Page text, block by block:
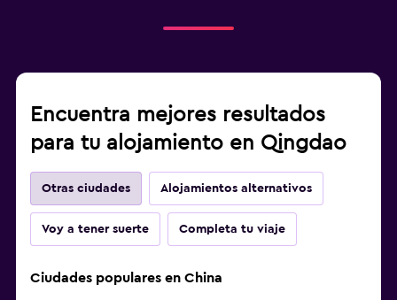
Encuentra mejores resultados
para tu alojamiento en Qingdao
Otras ciudades Alojamientos alternativos
Voy a tener suerte Completa tu viaje
Ciudades populares en China